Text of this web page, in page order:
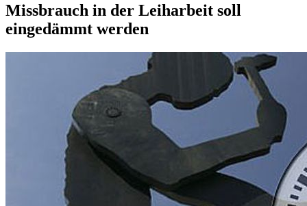
Missbrauch in der Leiharbeit soll
eingedämmt werden